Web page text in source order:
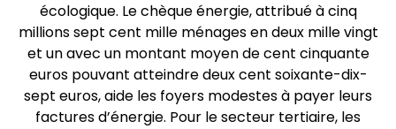
écologique. Le chèque énergie, attribué à cinq
millions sept cent mille ménages en deux mille vingt
et un avec un montant moyen de cent cinquante
euros pouvant atteindre deux cent soixante-dix-
sept euros, aide les foyers modestes à payer leurs
factures d’énergie. Pour le secteur tertiaire, les